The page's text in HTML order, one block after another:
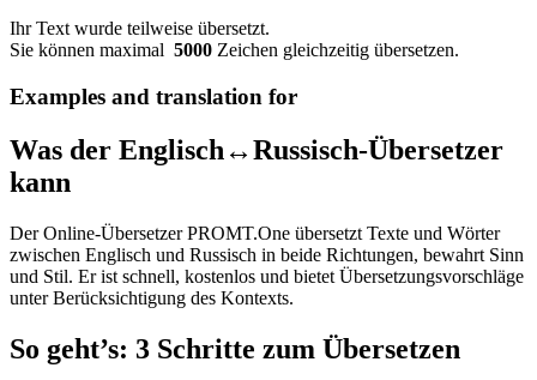
Ihr Text wurde teilweise übersetzt.
Sie können maximal 5000 Zeichen gleichzeitig übersetzen.
Examples and translation for
Was der Englisch↔Russisch-Übersetzer
kann
Der Online-Übersetzer PROMT.One übersetzt Texte und Wörter
zwischen Englisch und Russisch in beide Richtungen, bewahrt Sinn
und Stil. Er ist schnell, kostenlos und bietet Übersetzungsvorschläge
unter Berücksichtigung des Kontexts.
So geht’s: 3 Schritte zum Übersetzen